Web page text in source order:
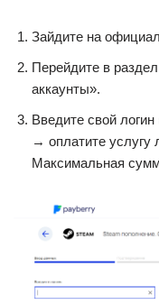
Зайдите на
Перейдите в
аккаунты».
Введите свой
→ оплатите
Максимальная